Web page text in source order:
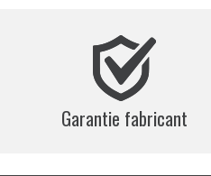
Garantie fabricant